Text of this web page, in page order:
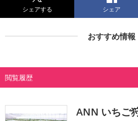
シェアする シェア
おすすめ情報
閲覧履歴
ANN いちご